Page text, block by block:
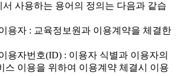
서 사용하는 용어의 정의는 다음과 같습
용자 : 교육정보원과 이용계약을 체결한
용자번호(ID) : 이용자 식별과 이용자의
스 이용을 위하여 이용계약 체결시 이용